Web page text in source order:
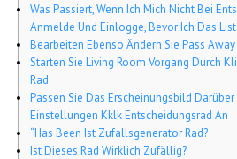
Was Passiert, Wenn Ich Mich Nicht Bei
Anmelde Und Einlogge, Bevor Ich Das
Bearbeiten Ebenso Ändern Sie Pass
Starten Sie Living Room Vorgang Durch
Rad
Passen Sie Das Erscheinungsbild
Einstellungen Kklk Entscheidungsrad An
“Has Been Ist Zufallsgenerator Rad?
Ist Dieses Rad Wirklich Zufällig?